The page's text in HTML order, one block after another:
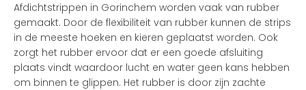
Afdichtstrippen in Gorinchem worden vaak van rubber
gemaakt. Door de flexibiliteit van rubber kunnen de strips
in de meeste hoeken en kieren geplaatst worden. Ook
zorgt het rubber ervoor dat er een goede afsluiting
plaats vindt waardoor lucht en water geen kans hebben
om binnen te glippen. Het rubber is door zijn zachte